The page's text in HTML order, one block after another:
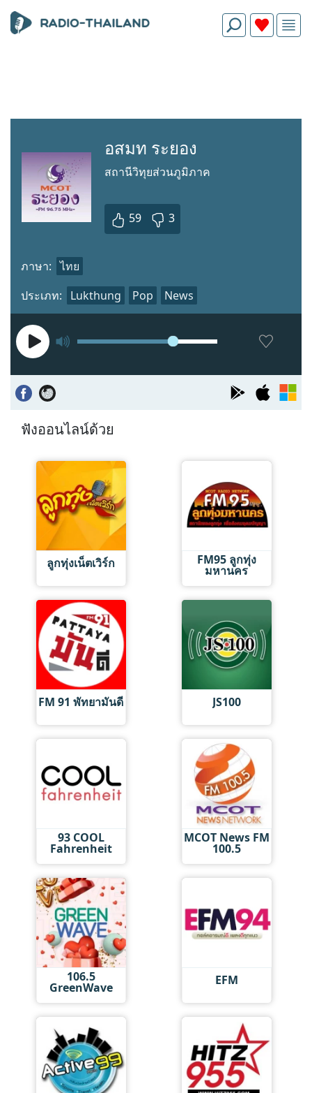
อสมท ระยอง
สถานีวิทุยส่วนภูมิภาค
59 3
ประเภท: Lukthung Pop News
ภาษา: ไทย
ฟังออนไลน์ด้วย
ลูกทุ่งเน็ตเวิร์ก FM95 ลูกทุ่ง
มหานคร
FM 91 พัทยามันดี JS100
93 COOL
Fahrenheit
MCOT News FM
100.5
106.5
GreenWave EFM